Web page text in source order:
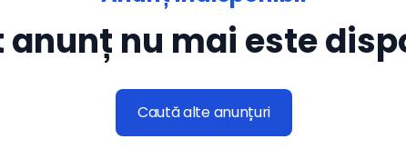
anunț nu mai este
Caută alte anunțuri